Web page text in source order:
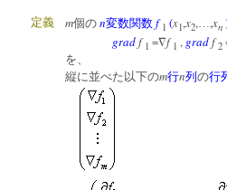
定義 m個の n変数関数 f 1 (x1,x2,…,xn
gradf 1 =∇f 1 , gradf 2
を、
縦に並べた以下のm行n列 の行